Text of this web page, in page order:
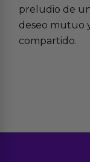
preludio de
deseo mutuo
compartido.